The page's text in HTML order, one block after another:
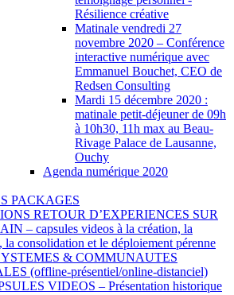
Résilience créative
Matinale vendredi 27
novembre 2020 – Conférence
interactive numérique avec
Emmanuel Bouchet, CEO de
Redsen Consulting
Mardi 15 décembre 2020 :
matinale petit-déjeuner de 09h
à 10h30, 11h max au Beau-
Rivage Palace de Lausanne,
Ouchy
Agenda numérique 2020
PACKAGES
RETOUR D’EXPERIENCES SUR
– capsules videos à la création, la
la consolidation et le déploiement pérenne
& COMMUNAUTES
(offline-présentiel/online-distanciel)
VIDEOS – Présentation historique